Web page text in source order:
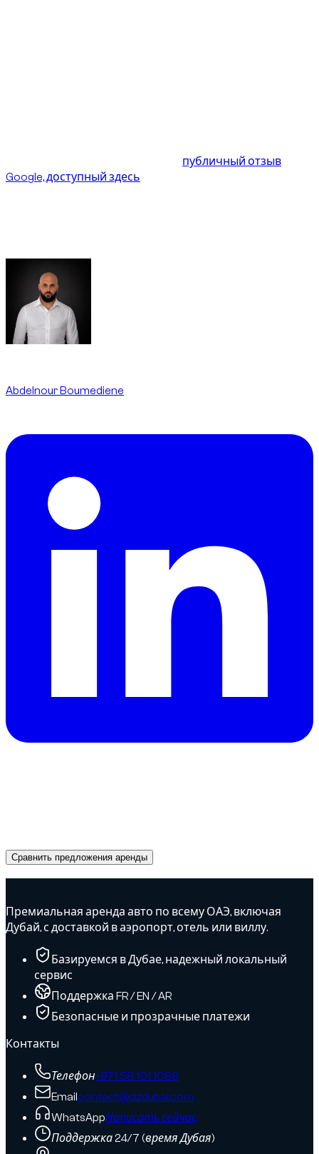
публичный отзыв
Google, доступный здесь
Abdelnour Boumediene
Сравнить предложения аренды
Премиальная аренда авто по всему ОАЭ, включая
Дубай, с доставкой в аэропорт, отель или виллу.
Базируемся в Дубае, надежный локальный
сервис
Поддержка FR / EN / AR
Безопасные и прозрачные платежи
Контакты
Телефон+971 58 101 1086
Emailcontact@dzdubai.com
WhatsAppНаписать сейчас
Поддержка 24/7 (время Дубая)